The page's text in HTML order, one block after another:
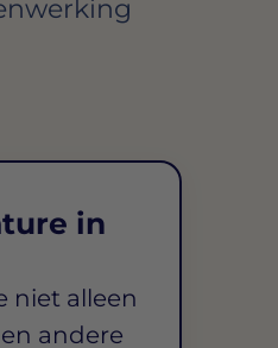
in
niet alleen
andere